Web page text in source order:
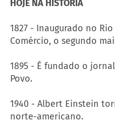
HOJE NA HISTÓRIA
1827 - Inaugurado no
Comércio, o segundo
1895 - É fundado o
Povo.
1940 - Albert Einstein
norte-americano.